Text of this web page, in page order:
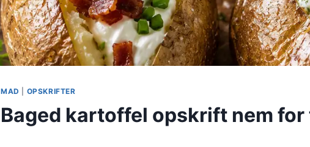
MAD OPSKRIFTER
Baged kartoffel opskrift nem for